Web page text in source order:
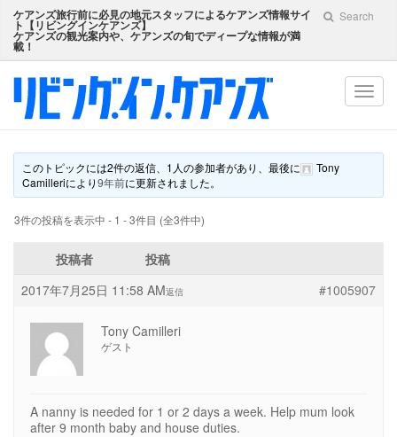
ケアンズ旅行前に必見の地元スタッフによるケアンズ情報サイ
ト【リビングインケアンズ】
ケアンズの観光案内や、ケアンズの旬でディープな情報が満
載！
Search
このトピックには2件の返信、1人の参加者があり、最後に
Tony
Camilleriにより9年前に更新されました。
3件の投稿を表示中 - 1 - 3件目 (全3件中)
投稿者
投稿
2017年7月25日 11:58 AM
#1005907
返信
Tony Camilleri
ゲスト
A nanny is needed for 1 or 2 days a week. Help mum look
after 9 month baby and house duties.